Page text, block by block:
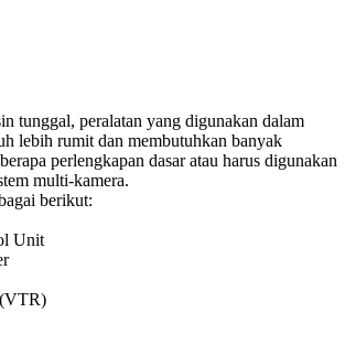
tunggal, peralatan yang digunakan dalam
lebih rumit dan membutuhkan banyak
perlengkapan dasar atau harus digunakan
multi-kamera.
berikut:
Unit